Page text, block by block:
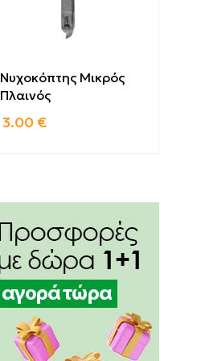
Νυχοκόπτης Μικρός
Πλαινός
3.00 €